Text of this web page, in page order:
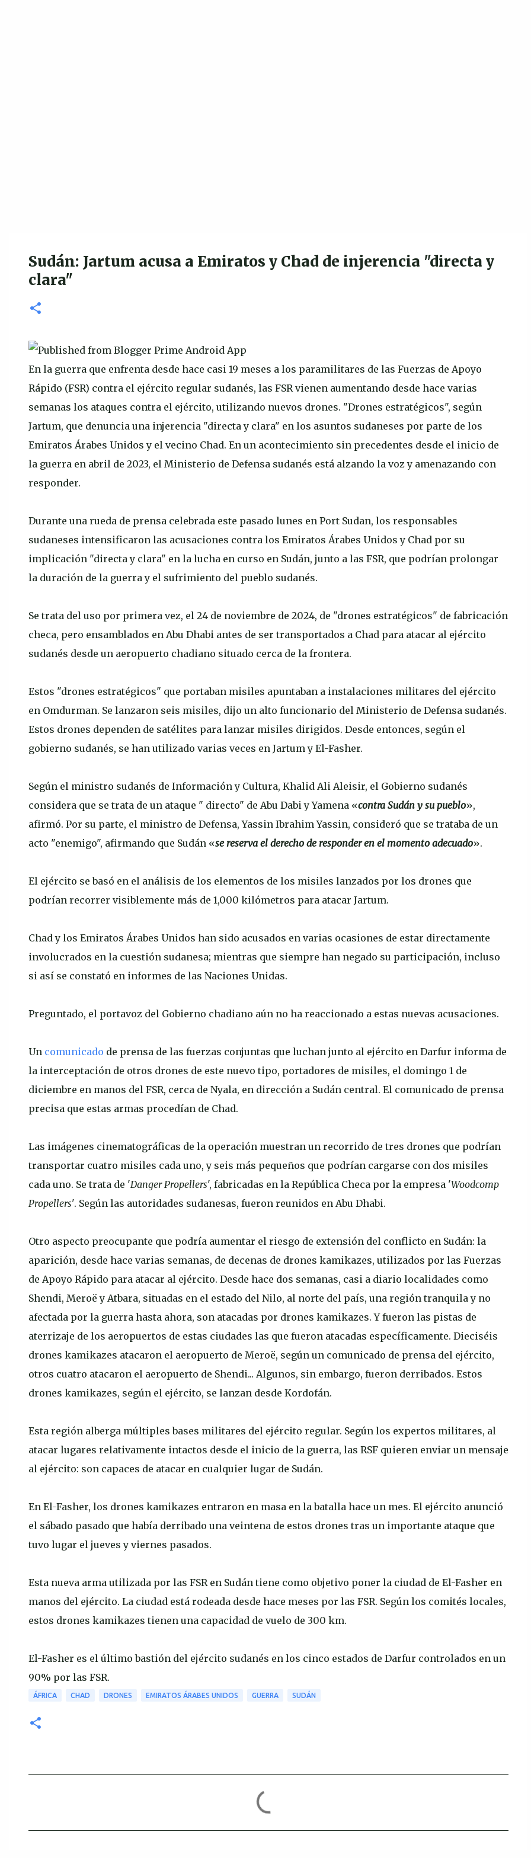
Sudán: Jartum acusa a Emiratos y Chad de injerencia "directa y
clara"
En la guerra que enfrenta desde hace casi 19 meses a los paramilitares de las Fuerzas de Apoyo
Rápido (FSR) contra el ejército regular sudanés, las FSR vienen aumentando desde hace varias
semanas los ataques contra el ejército, utilizando nuevos drones. "Drones estratégicos", según
Jartum, que denuncia una injerencia "directa y clara" en los asuntos sudaneses por parte de los
Emiratos Árabes Unidos y el vecino Chad. En un acontecimiento sin precedentes desde el inicio de
la guerra en abril de 2023, el Ministerio de Defensa sudanés está alzando la voz y amenazando con
responder.
Durante una rueda de prensa celebrada este pasado lunes en Port Sudan, los responsables
sudaneses intensificaron las acusaciones contra los Emiratos Árabes Unidos y Chad por su
implicación "directa y clara" en la lucha en curso en Sudán, junto a las FSR, que podrían prolongar
la duración de la guerra y el sufrimiento del pueblo sudanés.
Se trata del uso por primera vez, el 24 de noviembre de 2024, de "drones estratégicos" de fabricación
checa, pero ensamblados en Abu Dhabi antes de ser transportados a Chad para atacar al ejército
sudanés desde un aeropuerto chadiano situado cerca de la frontera.
Estos "drones estratégicos" que portaban misiles apuntaban a instalaciones militares del ejército
en Omdurman. Se lanzaron seis misiles, dijo un alto funcionario del Ministerio de Defensa sudanés.
Estos drones dependen de satélites para lanzar misiles dirigidos. Desde entonces, según el
gobierno sudanés, se han utilizado varias veces en Jartum y El-Fasher.
Según el ministro sudanés de Información y Cultura, Khalid Ali Aleisir, el Gobierno sudanés
considera que se trata de un ataque " directo" de Abu Dabi y Yamena «contra Sudán y su pueblo»,
afirmó. Por su parte, el ministro de Defensa, Yassin Ibrahim Yassin, consideró que se trataba de un
acto "enemigo", afirmando que Sudán «se reserva el derecho de responder en el momento adecuado».
El ejército se basó en el análisis de los elementos de los misiles lanzados por los drones que
podrían recorrer visiblemente más de 1,000 kilómetros para atacar Jartum.
Chad y los Emiratos Árabes Unidos han sido acusados ​​en varias ocasiones de estar directamente
involucrados en la cuestión sudanesa; mientras que siempre han negado su participación, incluso
si así se constató en informes de las Naciones Unidas.
Preguntado, el portavoz del Gobierno chadiano aún no ha reaccionado a estas nuevas acusaciones.
Un comunicado de prensa de las fuerzas conjuntas que luchan junto al ejército en Darfur informa de
la interceptación de otros drones de este nuevo tipo, portadores de misiles, el domingo 1 de
diciembre en manos del FSR, cerca de Nyala, en dirección a Sudán central. El comunicado de prensa
precisa que estas armas procedían de Chad.
Las imágenes cinematográficas de la operación muestran un recorrido de tres drones que podrían
transportar cuatro misiles cada uno, y seis más pequeños que podrían cargarse con dos misiles
cada uno. Se trata de 'Danger Propellers', fabricadas en la República Checa por la empresa 'Woodcomp
Propellers'. Según las autoridades sudanesas, fueron reunidos en Abu Dhabi.
Otro aspecto preocupante que podría aumentar el riesgo de extensión del conflicto en Sudán: la
aparición, desde hace varias semanas, de decenas de drones kamikazes, utilizados por las Fuerzas
de Apoyo Rápido para atacar al ejército. Desde hace dos semanas, casi a diario localidades como
Shendi, Meroë y Atbara, situadas en el estado del Nilo, al norte del país, una región tranquila y no
afectada por la guerra hasta ahora, son atacadas por drones kamikazes. Y fueron las pistas de
aterrizaje de los aeropuertos de estas ciudades las que fueron atacadas específicamente. Dieciséis
drones kamikazes atacaron el aeropuerto de Meroë, según un comunicado de prensa del ejército,
otros cuatro atacaron el aeropuerto de Shendi... Algunos, sin embargo, fueron derribados. Estos
drones kamikazes, según el ejército, se lanzan desde Kordofán.
Esta región alberga múltiples bases militares del ejército regular. Según los expertos militares, al
atacar lugares relativamente intactos desde el inicio de la guerra, las RSF quieren enviar un mensaje
al ejército: son capaces de atacar en cualquier lugar de Sudán.
En El-Fasher, los drones kamikazes entraron en masa en la batalla hace un mes. El ejército anunció
el sábado pasado que había derribado una veintena de estos drones tras un importante ataque que
tuvo lugar el jueves y viernes pasados.
Esta nueva arma utilizada por las FSR en Sudán tiene como objetivo poner la ciudad de El-Fasher en
manos del ejército. La ciudad está rodeada desde hace meses por las FSR. Según los comités locales,
estos drones kamikazes tienen una capacidad de vuelo de 300 km.
El-Fasher es el último bastión del ejército sudanés en los cinco estados de Darfur controlados en un
90% por las FSR.
ÁFRICA CHAD DRONES EMIRATOS ÁRABES UNIDOS GUERRA SUDÁN